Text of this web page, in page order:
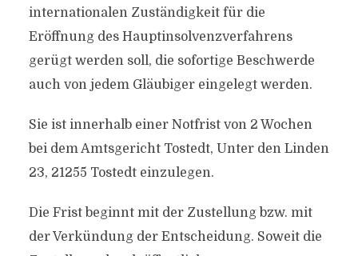
internationalen Zuständigkeit für die
Eröffnung des Hauptinsolvenzverfahrens
gerügt werden soll, die sofortige Beschwerde
auch von jedem Gläubiger eingelegt werden.
Sie ist innerhalb einer Notfrist von 2 Wochen
bei dem Amtsgericht Tostedt, Unter den Linden
23, 21255 Tostedt einzulegen.
Die Frist beginnt mit der Zustellung bzw. mit
der Verkündung der Entscheidung. Soweit die